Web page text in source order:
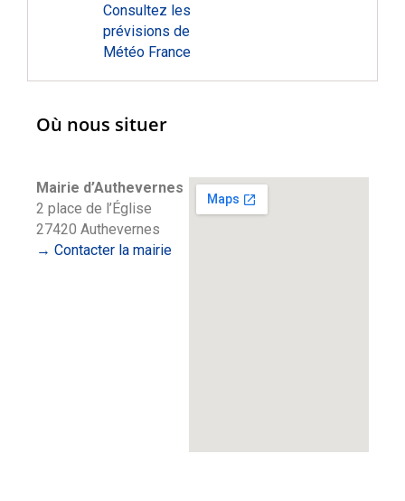
Consultez les
prévisions de
Météo France
Où nous situer
Mairie d’Authevernes
2 place de l’Église
27420 Authevernes
→ Contacter la mairie